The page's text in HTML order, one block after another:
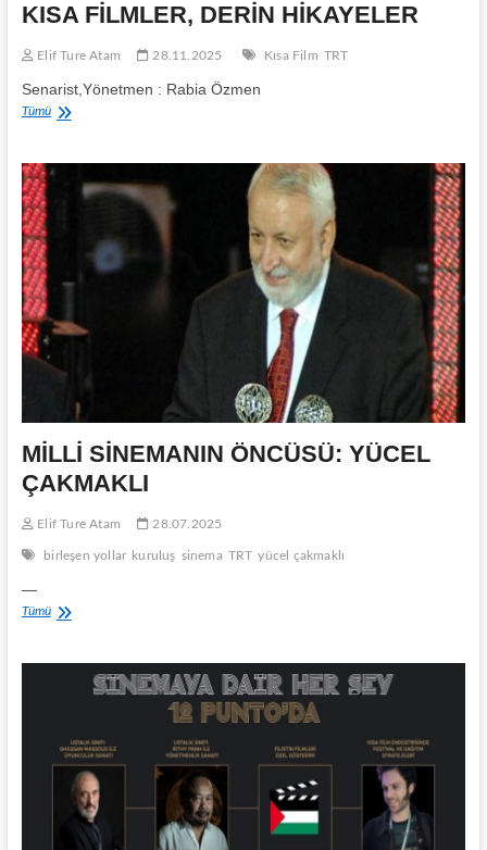
KISA FİLMLER, DERİN HİKAYELER
Elif Ture Atam 28.11.2025 Kısa Film TRT
Senarist,Yönetmen : Rabia Özmen
TümüKISA
HİKAYELER
MİLLİ SİNEMANIN ÖNCÜSÜ: YÜCEL
ÇAKMAKLI
Elif Ture Atam 28.07.2025
birleşen yollar kuruluş sinema TRT yücel çakmaklı
—
TümüMİLLİ
ÇAKMAKLI